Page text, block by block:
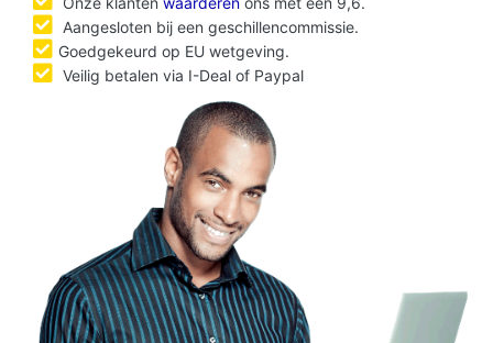
Aangesloten bij een geschillencommissie.
Goedgekeurd op EU wetgeving.
Veilig betalen via I-Deal of Paypal